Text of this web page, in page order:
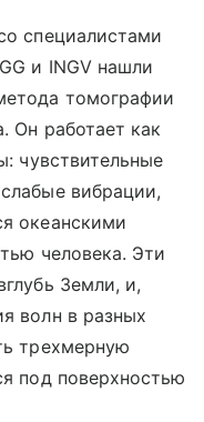
специалистами
и INGV нашли
томографии
Он работает как
чувствительные
вибрации,
океанскими
человека. Эти
Земли, и,
волн в разных
трехмерную
под поверхностью